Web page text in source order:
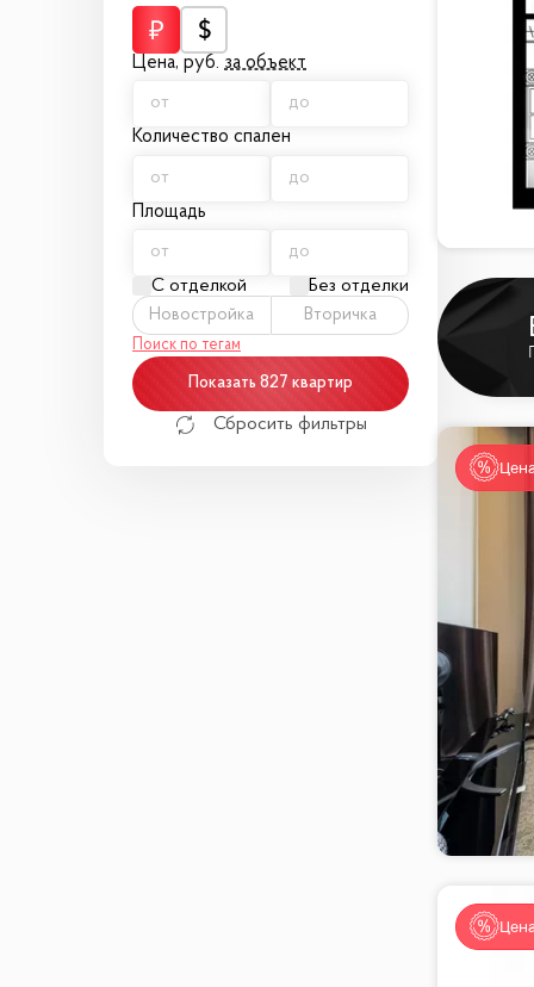
Цена, руб. за объект
Количество спален
Площадь
С отделкой Без отделки
Новостройка Вторичка
Поиск по тегам
Показать 827 квартир
Сбросить фильтры